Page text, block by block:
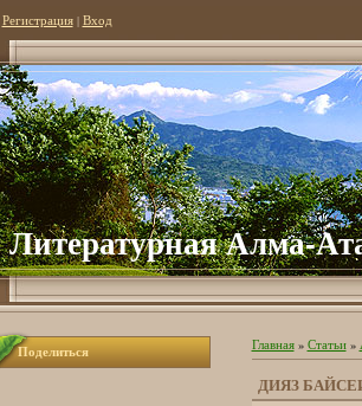
Регистрация| Вход
Литературная Алма-
Поделиться Главная» Статьи»
ДИЯЗ